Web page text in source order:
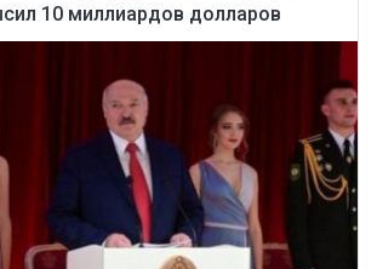
10 миллиардов долларов